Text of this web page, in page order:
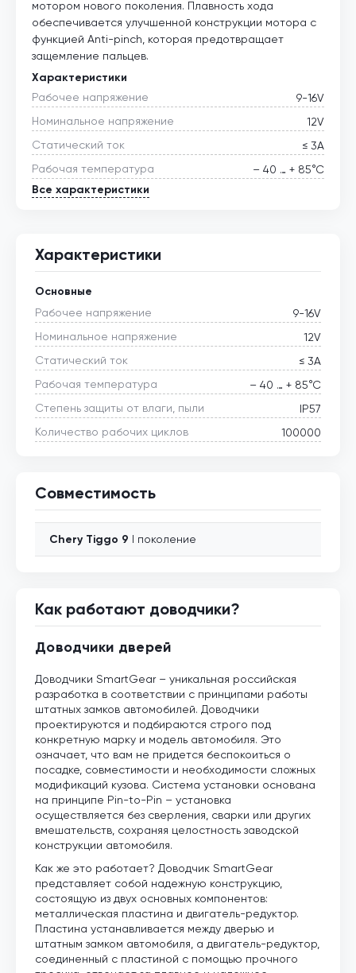
мотором нового поколения. Плавность хода
обеспечивается улучшенной конструкции мотора с
функцией Anti-pinch, которая предотвращает
защемление пальцев.
Характеристики
Рабочее напряжение
9-16V
Номинальное напряжение
12V
Статический ток
≤ 3А
Рабочая температура
– 40 … + 85°С
Все характеристики
Характеристики
Основные
Рабочее напряжение
9-16V
Номинальное напряжение
12V
Статический ток
≤ 3А
Рабочая температура
– 40 … + 85°С
Степень защиты от влаги, пыли
IP57
Количество рабочих циклов
100000
Совместимость
Chery Tiggo 9 I поколение
Как работают доводчики?
Доводчики дверей
Доводчики SmartGear – уникальная российская
разработка в соответствии с принципами работы
штатных замков автомобилей. Доводчики
проектируются и подбираются строго под
конкретную марку и модель автомобиля. Это
означает, что вам не придется беспокоиться о
посадке, совместимости и необходимости сложных
модификаций кузова. Система установки основана
на принципе Pin-to-Pin – установка
осуществляется без сверления, сварки или других
вмешательств, сохраняя целостность заводской
конструкции автомобиля.
Как же это работает? Доводчик SmartGear
представляет собой надежную конструкцию,
состоящую из двух основных компонентов:
металлическая пластина и двигатель-редуктор.
Пластина устанавливается между дверью и
штатным замком автомобиля, а двигатель-редуктор,
соединенный с пластиной с помощью прочного